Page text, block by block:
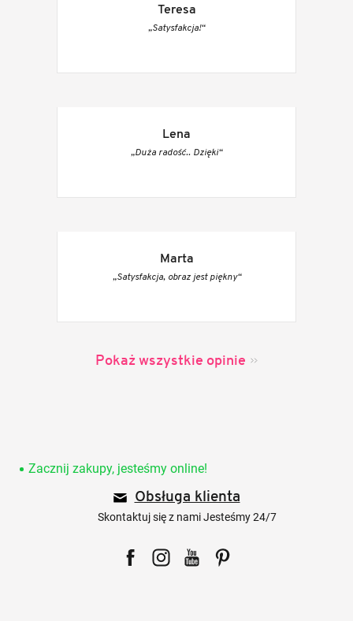
Teresa
„Satysfakcja!“
Lena
„Duża radość.. Dzięki“
Marta
„Satysfakcja, obraz jest piękny“
Pokaż wszystkie opinie
Zacznij zakupy, jesteśmy online!
Obsługa klienta
Skontaktuj się z nami Jesteśmy 24/7